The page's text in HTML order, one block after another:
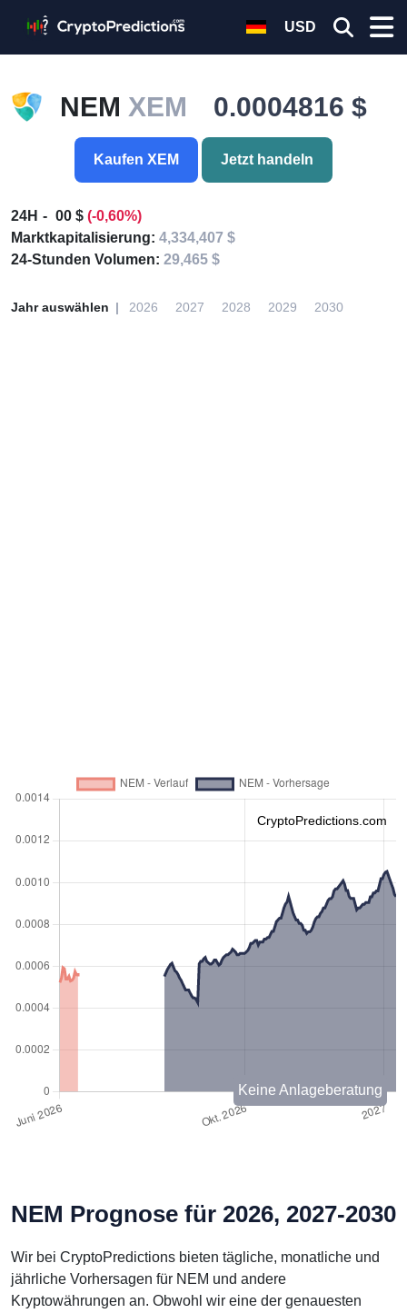
USD
NEM XEM 0.0004816 $
Kaufen XEM Jetzt handeln
24H 00 $ (-0,60%)
Marktkapitalisierung: 4,334,407 $
24-Stunden Volumen: 29,465 $
Jahr auswählen 2026 2027 2028 2029 2030
CryptoPredictions.com
Keine Anlageberatung
NEM Prognose für 2026, 2027-2030
Wir bei CryptoPredictions bieten tägliche, monatliche und
jährliche Vorhersagen für NEM und andere
Kryptowährungen an. Obwohl wir eine der genauesten